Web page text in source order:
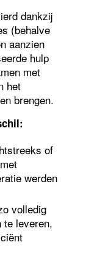
dankzij
(behalve
aanzien
hulp
met
het
brengen.
of
werden
volledig
te leveren,